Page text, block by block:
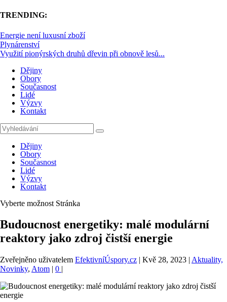
TRENDING:
Energie není luxusní zboží
Plynárenství
Využití pionýrských druhů dřevin při obnově lesů...
Dějiny
Obory
Současnost
Lidé
Výzvy
Kontakt
Dějiny
Obory
Současnost
Lidé
Výzvy
Kontakt
Vyberte možnost Stránka
Budoucnost energetiky: malé modulární
reaktory jako zdroj čistší energie
Zveřejněno uživatelem EfektivníÚspory.cz | Kvě 28, 2023 | Aktuality,
Novinky, Atom | 0 |